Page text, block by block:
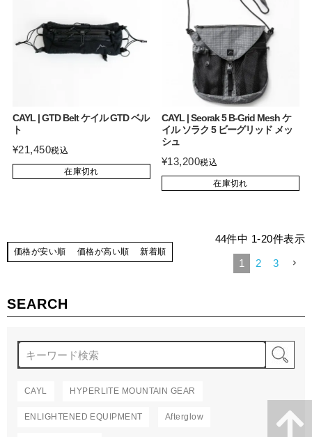
SEARCH
CAYL HYPERLITE MOUNTAIN GEAR
ENLIGHTENED EQUIPMENT Afterglow
CAYL | GTD Belt ケイル GTD ベル
ト
¥21,450税込
在庫切れ
CAYL | Seorak 5 B-Grid Mesh ケ
イル ソラク 5 ビーグリッド メッ
シュ
¥13,200税込
在庫切れ
価格が安い順 価格が高い順 新着順
44件中 1-20件表示
1 2 3